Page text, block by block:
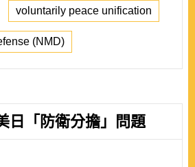
voluntarily peace unification
(NMD)
日「防衛分擔」問題